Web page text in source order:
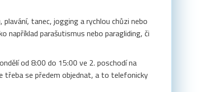
tanec, jogging a rychlou chůzi nebo
například parašutismus nebo paragliding, či
od 8:00 do 15:00 ve 2. poschodí na
třeba se předem objednat, a to telefonicky